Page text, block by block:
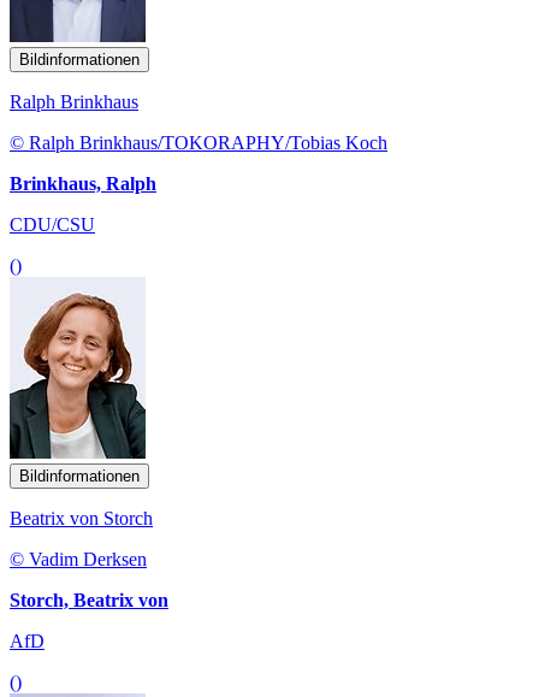
Bildinformationen
Ralph Brinkhaus
© Ralph Brinkhaus/TOKORAPHY/Tobias Koch
Brinkhaus, Ralph
CDU/CSU
()
Bildinformationen
Beatrix von Storch
© Vadim Derksen
Storch, Beatrix von
AfD
()